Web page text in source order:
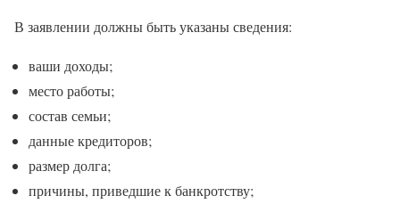
В заявлении должны быть указаны сведения:
ваши доходы;
место работы;
состав семьи;
данные кредиторов;
размер долга;
причины, приведшие к банкротству;